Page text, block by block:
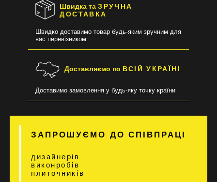
Швидка таЗРУЧНА
ДОСТАВКА
Швидко доставимо товар будь-яким зручним для
вас перевізником
Доставляємо по ВСІЙ УКРАЇНІ
Доставимо замовлення у будь-яку точку країни
ЗАПРОШУЄМО ДО СПІВПРАЦІ
дизайнерів
виконробів
плиточників